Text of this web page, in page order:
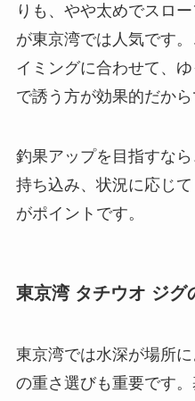
りも、やや太めでスロ
が東京湾では人気です
イミングに合わせて、
で誘う方が効果的だから
釣果アップを目指すな
持ち込み、状況に応じ
がポイントです。
東京湾 タチウオ ジグ
東京湾では水深が場所
の重さ選びも重要です